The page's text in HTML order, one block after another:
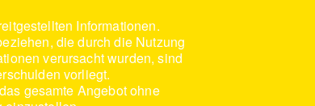
Informationen.
die durch die Nutzung
verursacht wurden, sind
vorliegt.
gesamte Angebot ohne